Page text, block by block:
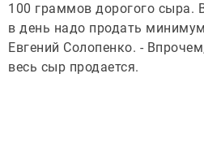
100 граммов дорогого сыра.
в день надо продать
Евгений Солопенко. -
весь сыр продается.